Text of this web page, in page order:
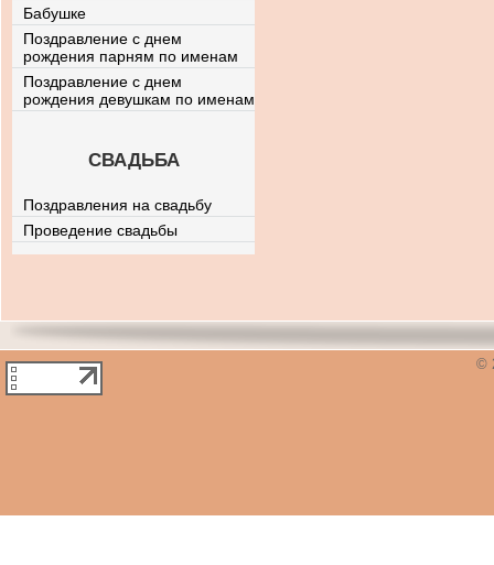
Бабушке
Поздравление с днем
рождения парням по именам
Поздравление с днем
рождения девушкам по именам
СВАДЬБА
Поздравления на свадьбу
Проведение свадьбы
©